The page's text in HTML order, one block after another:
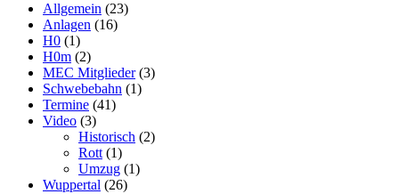
Allgemein (23)
Anlagen (16)
H0 (1)
H0m (2)
MEC Mitglieder(3)
Schwebebahn (1)
Termine (41)
Video (3)
Historisch (2)
Rott (1)
Umzug (1)
Wuppertal (26)